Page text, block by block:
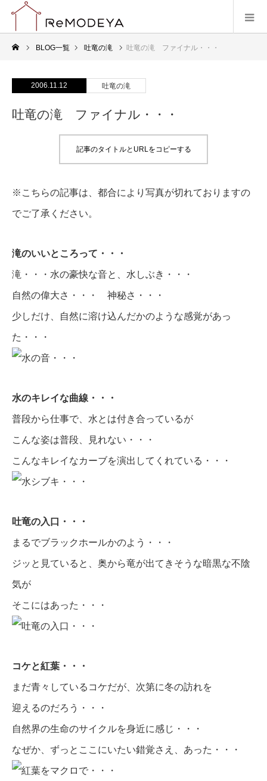
BLOG一覧 吐竜の滝 吐竜の滝 ファイナル・・・
2006.11.12 吐竜の滝
吐竜の滝 ファイナル・・・
記事のタイトルとURLをコピーする
※こちらの記事は、都合により写真が切れておりますの
でご了承ください。
滝のいいところって・・・
滝・・・水の豪快な音と、水しぶき・・・
自然の偉大さ・・・ 神秘さ・・・
少しだけ、自然に溶け込んだかのような感覚があっ
た・・・
水のキレイな曲線・・・
普段から仕事で、水とは付き合っているが
こんな姿は普段、見れない・・・
こんなキレイなカーブを演出してくれている・・・
吐竜の入口・・・
まるでブラックホールかのよう・・・
ジッと見ていると、奥から竜が出てきそうな暗黒な不陰
気が
そこにはあった・・・
コケと紅葉・・・
まだ青々しているコケだが、次第に冬の訪れを
迎えるのだろう・・・
自然界の生命のサイクルを身近に感じ・・・
なぜか、ずっとここにいたい錯覚さえ、あった・・・